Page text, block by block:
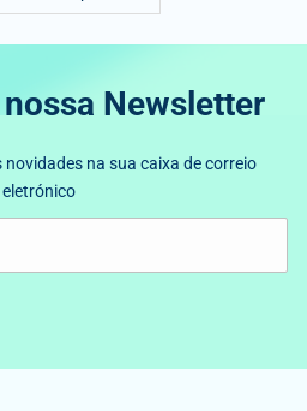
Newsletter
na sua caixa de correio
eletrónico